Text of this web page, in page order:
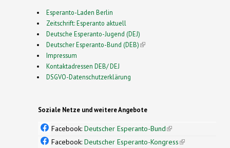
Esperanto-Laden Berlin
Zeitschrift: Esperanto aktuell
Deutsche Esperanto-Jugend (DEJ)
Deutscher Esperanto-Bund (DEB)(link is external)
Impressum
Kontaktadressen DEB/ DEJ
DSGVO-Datenschutzerklärung
Soziale Netze und weitere Angebote
Facebook: Deutscher Esperanto-Bund(link is
external)
Facebook: Deutscher Esperanto-Kongress(link is